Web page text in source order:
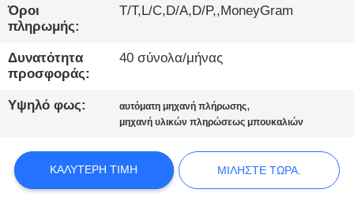
ΝΈΑ
ΜΙΛΉΣΤΕ
ΤΏΡΑ.
Όροι
πληρωμής:
T/T,L/C,D/A,D/P,,MoneyGram
Δυνατότητα
προσφοράς:
40 σύνολα/μήνας
Υψηλό φως: αυτόματη μηχανή πλήρωσης,
μηχανή υλικών πληρώσεως μπουκαλιών
ΚΑΛΎΤΕΡΗ ΤΙΜΉ ΜΙΛΉΣΤΕ ΤΏΡΑ.